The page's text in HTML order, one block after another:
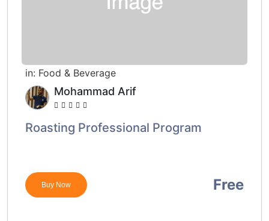
in: Food & Beverage
Mohammad Arif
Roasting Professional Program
Buy Now Free